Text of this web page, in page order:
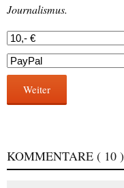
Journalismus.
Weiter
KOMMENTARE ( 10 )